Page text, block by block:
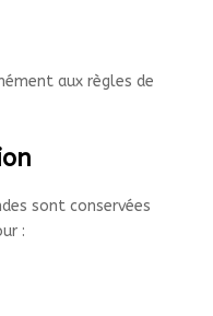
aux règles de
sont conservées
: